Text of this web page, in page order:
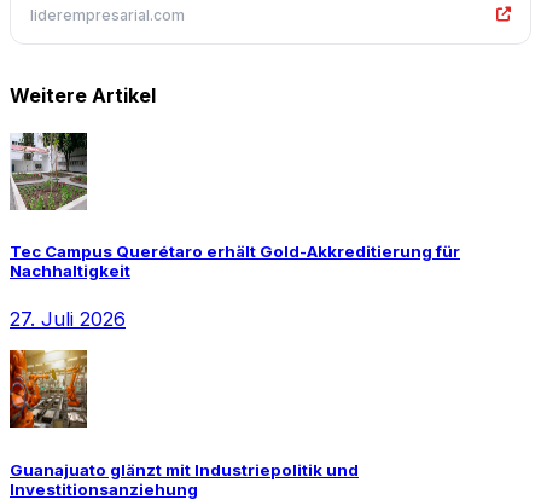
liderempresarial.com
Weitere Artikel
Tec Campus Querétaro erhält Gold-Akkreditierung für
Nachhaltigkeit
27. Juli 2026
Guanajuato glänzt mit Industriepolitik und
Investitionsanziehung